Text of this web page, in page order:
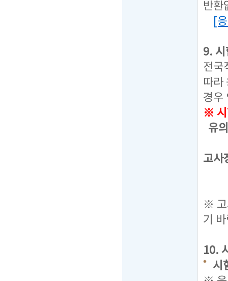
반환
[
9. 시
전국
따라
경우
※ 시
유
고사
※ 고
기
10.
시